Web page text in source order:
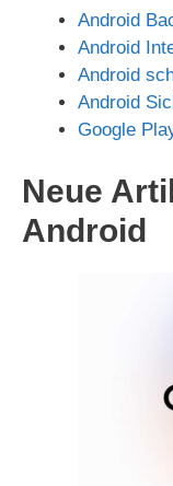
Android
Android
Android
Android
Google
Neue
Android